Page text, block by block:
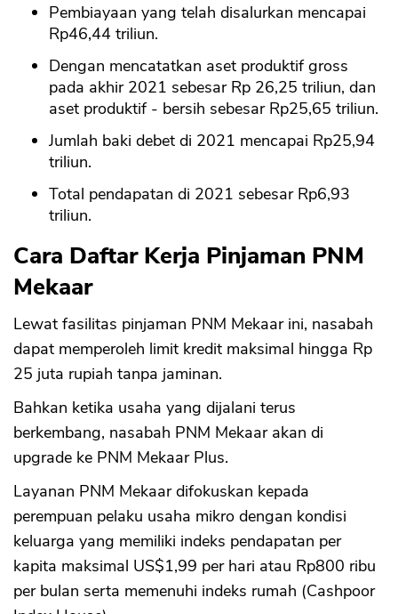
Pembiayaan yang telah disalurkan mencapai
Rp46,44 triliun.
Dengan mencatatkan aset produktif gross
pada akhir 2021 sebesar Rp 26,25 triliun, dan
aset produktif - bersih sebesar Rp25,65 triliun.
Jumlah baki debet di 2021 mencapai Rp25,94
triliun.
Total pendapatan di 2021 sebesar Rp6,93
triliun.
Cara Daftar Kerja Pinjaman PNM
Mekaar
Lewat fasilitas pinjaman PNM Mekaar ini, nasabah
dapat memperoleh limit kredit maksimal hingga Rp
25 juta rupiah tanpa jaminan.
Bahkan ketika usaha yang dijalani terus
berkembang, nasabah PNM Mekaar akan di
upgrade ke PNM Mekaar Plus.
Layanan PNM Mekaar difokuskan kepada
perempuan pelaku usaha mikro dengan kondisi
keluarga yang memiliki indeks pendapatan per
kapita maksimal US$1,99 per hari atau Rp800 ribu
per bulan serta memenuhi indeks rumah (Cashpoor